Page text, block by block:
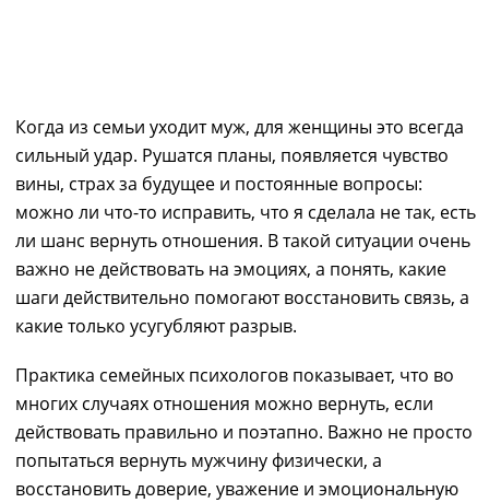
Когда из семьи уходит муж, для женщины это всегда
сильный удар. Рушатся планы, появляется чувство
вины, страх за будущее и постоянные вопросы:
можно ли что-то исправить, что я сделала не так, есть
ли шанс вернуть отношения. В такой ситуации очень
важно не действовать на эмоциях, а понять, какие
шаги действительно помогают восстановить связь, а
какие только усугубляют разрыв.
Практика семейных психологов показывает, что во
многих случаях отношения можно вернуть, если
действовать правильно и поэтапно. Важно не просто
попытаться вернуть мужчину физически, а
восстановить доверие, уважение и эмоциональную